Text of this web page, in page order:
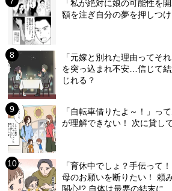
「私が絶対に娘の可能性を
額を注ぎ自分の夢を押しつ
「元嫁と別れた理由ってそ
を突っ込まれ不安…信じて
じれる？
「自転車借りたよ～！」っ
が理解できない！ 次に貸し
「育休中でしょ？手伝って
母のお願いを断りたい！ 頼
関心!? 自体は最悪の結末に…